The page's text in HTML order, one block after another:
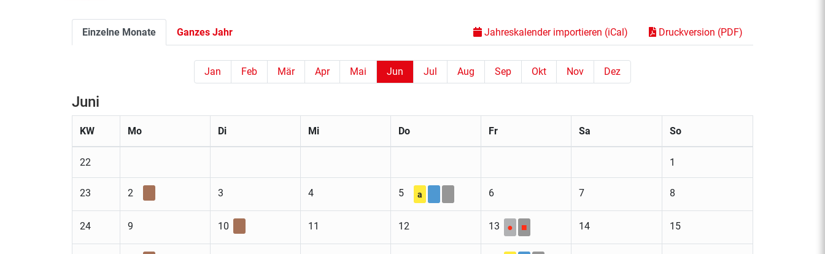
Einzelne Monate Ganzes Jahr Jahreskalender importieren (iCal) Druckversion (PDF)
Jan Feb Mär Apr Mai Jun Jul Aug Sep Okt Nov Dez
Juni
KW Mo Di Mi Do Fr Sa So
22 1
23 2 3 4 5 a 6 7 8
24 9 10 11 12 13 ● ■ 14 15